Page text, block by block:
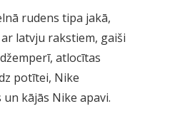
rudens tipa jakā,
latvju rakstiem, gaiši
atlocītas
potītei, Nike
kājās Nike apavi.